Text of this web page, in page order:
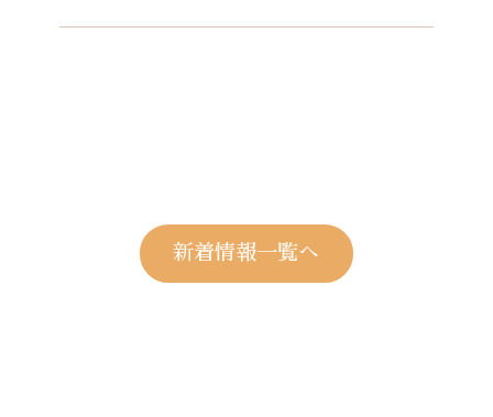
新着情報一覧へ